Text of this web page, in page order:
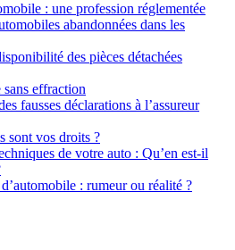
: une profession réglementée
abandonnées dans les
des pièces détachées
effraction
fausses déclarations à l’assureur
sont vos droits ?
de votre auto : Qu’en est-il
: rumeur ou réalité ?